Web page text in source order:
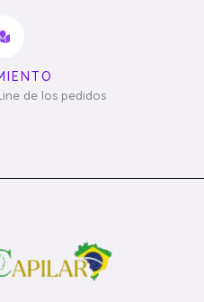
de los pedidos